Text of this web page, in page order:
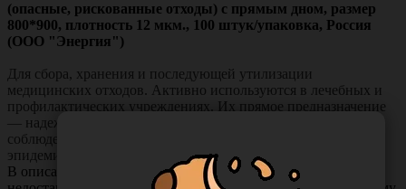
(опасные, рискованные отходы) с прямым дном, размер
800*900, плотность 12 мкм., 100 штук/упаковка, Россия
(ООО "Энергия")
Для сбора, хранения и последующей утилизации
медицинских отходов. Активно используются в лечебных и
профилактических учреждениях. Их прямое предназначение
— надежное хранение медицинских отходов класса Б с
соблюдением всех нормативных актов и правил санитарно-
эпидемиологического характера.
В описании товара могут иметь место неточности или